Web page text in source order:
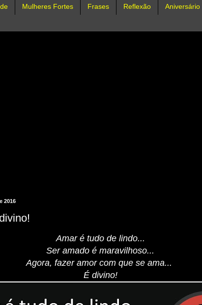
Mulheres Fortes Frases Reflexão Aniversário
2016
Amar é tudo de lindo...
Ser amado é maravilhoso...
Agora, fazer amor com que se ama...
É divino!